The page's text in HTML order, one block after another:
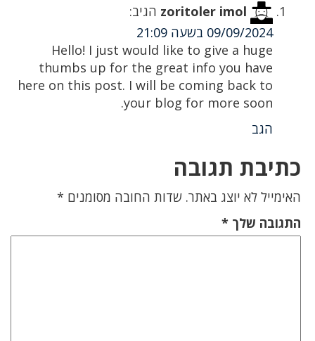
zoritoler imol הגיב:
09/09/2024 בשעה 21:09
Hello! I just would like to give a huge
thumbs up for the great info you have
here on this post. I will be coming back to
your blog for more soon.
הגב
כתיבת תגובה
האימייל לא יוצג באתר. שדות החובה מסומנים *
התגובה שלך *